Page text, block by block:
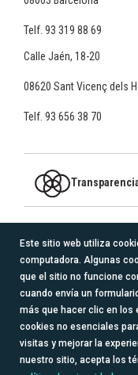
Telf. 93 319 88 69
Calle Jaén, 18-20
08620 Sant Vicenç dels
Telf. 93 656 38 70
MIEMBRO DE
SÍGUENOS
Aviso legal
Este sitio web utiliza
computadora. Algunas
que el sitio no funcione
cuando envía un
más que hacer clic en los
cookies no esenciales
visitas y mejorar la
nuestro sitio, acepta los